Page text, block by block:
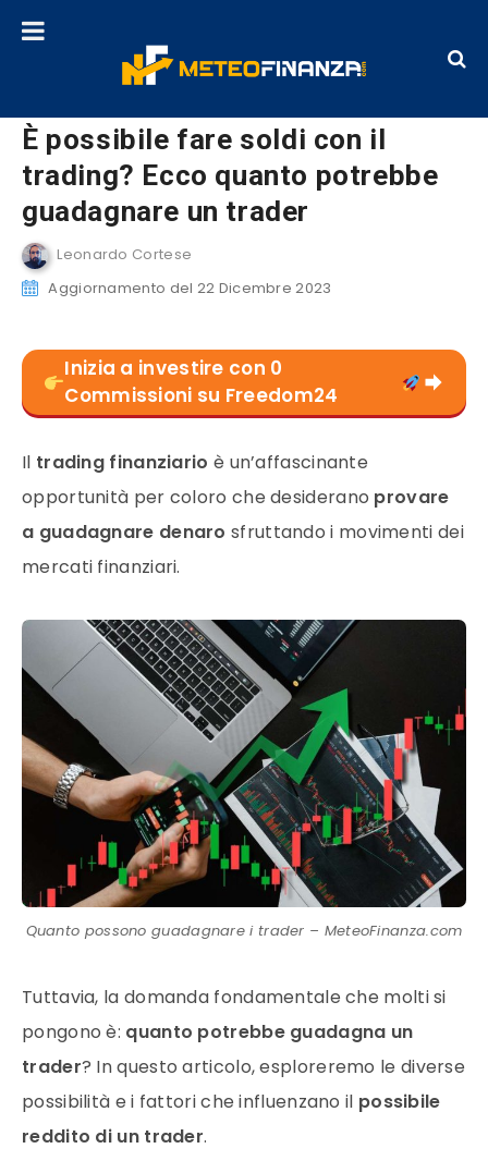
È possibile fare soldi con il
trading? Ecco quanto potrebbe
guadagnare un trader
Leonardo Cortese
Aggiornamento del 22 Dicembre 2023
Inizia a investire con 0
Commissioni su Freedom24
Il trading finanziario è un’affascinante
opportunità per coloro che desiderano provare
a guadagnare denaro sfruttando i movimenti dei
mercati finanziari.
Quanto possono guadagnare i trader – MeteoFinanza.com
Tuttavia, la domanda fondamentale che molti si
pongono è: quanto potrebbe guadagna un
trader? In questo articolo, esploreremo le diverse
possibilità e i fattori che influenzano il possibile
reddito di un trader.